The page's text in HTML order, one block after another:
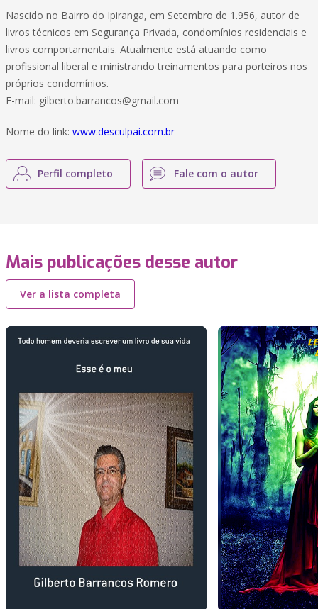
Nascido no Bairro do Ipiranga, em Setembro de 1.956, autor de
livros técnicos em Segurança Privada, condomínios residenciais e
livros comportamentais. Atualmente está atuando como
profissional liberal e ministrando treinamentos para porteiros nos
próprios condomínios.
E-mail: gilberto.barrancos@gmail.com
Nome do link: www.desculpai.com.br
Perfil completo Fale com o autor
Mais publicações desse autor
Ver a lista completa